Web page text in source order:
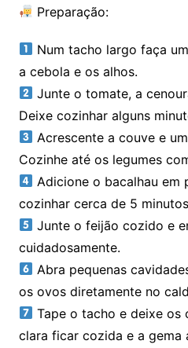
Preparação:
Num tacho largo faça
a cebola e os alhos.
Junte o tomate, a
Deixe cozinhar alguns
Acrescente a couve e
Cozinhe até os legumes
Adicione o bacalhau em
cozinhar cerca de 5
Junte o feijão cozido e
cuidadosamente.
Abra pequenas
os ovos diretamente no
Tape o tacho e deixe os
clara ficar cozida e a gema